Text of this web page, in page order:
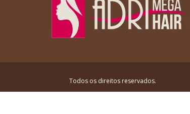
Todos os direitos reservados.